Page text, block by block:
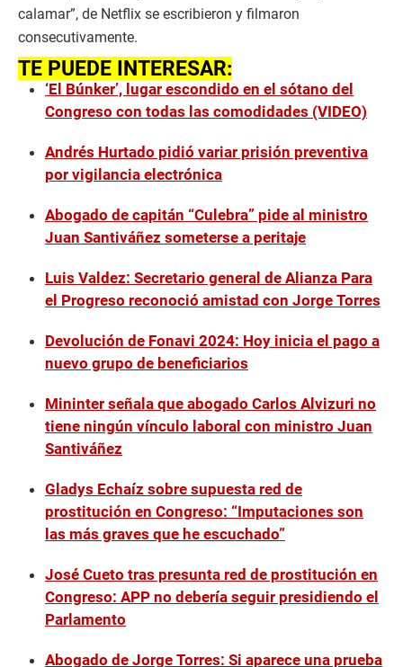
calamar”, de Netflix se escribieron y filmaron
consecutivamente.
TE PUEDE INTERESAR:
‘El Búnker’, lugar escondido en el sótano del
Congreso con todas las comodidades (VIDEO)
Andrés Hurtado pidió variar prisión preventiva
por vigilancia electrónica
Abogado de capitán “Culebra” pide al ministro
Juan Santiváñez someterse a peritaje
Luis Valdez: Secretario general de Alianza Para
el Progreso reconoció amistad con Jorge Torres
Devolución de Fonavi 2024: Hoy inicia el pago a
nuevo grupo de beneficiarios
Mininter señala que abogado Carlos Alvizuri no
tiene ningún vínculo laboral con ministro Juan
Santiváñez
Gladys Echaíz sobre supuesta red de
prostitución en Congreso: “Imputaciones son
las más graves que he escuchado”
José Cueto tras presunta red de prostitución en
Congreso: APP no debería seguir presidiendo el
Parlamento
Abogado de Jorge Torres: Si aparece una prueba